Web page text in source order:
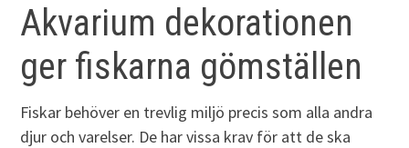
Akvarium dekorationen
ger fiskarna gömställen
Fiskar behöver en trevlig miljö precis som alla andra
djur och varelser. De har vissa krav för att de ska